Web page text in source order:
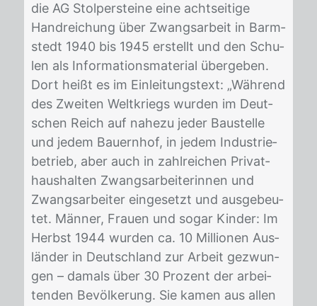
die AG Stol­per­stei­ne eine acht­sei­ti­ge
Hand­rei­chung über Zwangs­ar­beit in Barm­
stedt 1940 bis 1945 er­stellt und den Schu­
len als In­for­ma­ti­ons­ma­te­ri­al über­ge­ben.
Dort heißt es im Ein­lei­tungs­text: „Wäh­rend
des Zwei­ten Welt­kriegs wur­den im Deut­
schen Reich auf na­he­zu je­der Bau­stel­le
und je­dem Bau­ern­hof, in je­dem In­dus­trie­
be­trieb, aber auch in zahl­rei­chen Pri­vat­
haus­hal­ten Zwangs­ar­bei­te­rin­nen und
Zwangs­ar­bei­ter ein­ge­setzt und aus­ge­beu­
tet. Män­ner, Frau­en und so­gar Kin­der: Im
Herbst 1944 wur­den ca. 10 Mil­lio­nen Aus­
län­der in Deutsch­land zur Ar­beit ge­zwun­
gen – da­mals über 30 Pro­zent der ar­bei­
ten­den Be­völ­ke­rung. Sie ka­men aus al­len